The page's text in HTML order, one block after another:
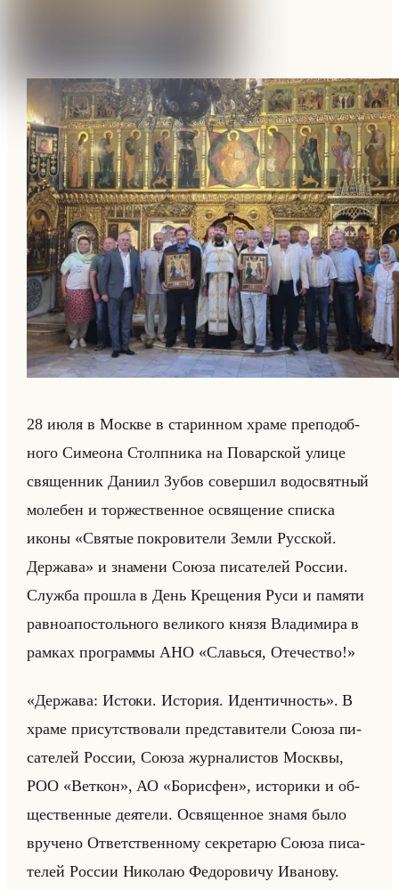
28 июля в Москве в ста­рин­ном храме пре­по­доб­
но­го Си­мео­на Столп­ни­ка на По­вар­ской улице
свя­щен­ник Да­ни­ил Зубов со­вер­шил во­до­свят­ный
мо­ле­бен и тор­же­ствен­ное освя­ще­ние спис­ка
иконы «Святые покровители Земли Русской.
Держава» и зна­ме­ни Союза пи­са­те­лей Рос­сии.
Служ­ба про­шла в День Кре­ще­ния Руси и па­мя­ти
рав­ноап­остольно­го ве­ли­ко­го князя Вла­ди­ми­ра в
рам­ках про­грам­мы АНО «Славься, Отечество!»
«Держава: Истоки. История. Идентичность». В
храме при­сут­ство­ва­ли пред­ста­ви­те­ли Союза пи­
са­те­лей Рос­сии, Союза жур­на­ли­стов Моск­вы,
РОО «Веткон», АО «Борисфен», ис­то­ри­ки и об­
ще­ствен­ные де­яте­ли. Освя­щен­ное знамя было
вру­че­но От­вет­ствен­но­му сек­ре­та­рю Союза пи­са­
те­лей Рос­сии Ни­ко­лаю Фе­до­ро­ви­чу Ива­но­ву.